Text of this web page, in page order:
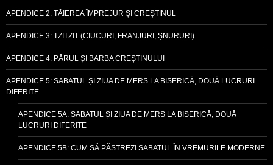
APENDICE 2: TĂIEREA ÎMPREJUR ȘI CREȘTINUL
APENDICE 3: TZITZIT (CIUCURI, FRANJURI, ȘNURURI)
APENDICE 4: PĂRUL ȘI BARBA CREȘTINULUI
APENDICE 5: SABATUL ȘI ZIUA DE MERS LA BISERICĂ, DOUĂ LUCRURI
DIFERITE
APENDICE 5A: SABATUL ȘI ZIUA DE MERS LA BISERICĂ, DOUĂ
LUCRURI DIFERITE
APENDICE 5B: CUM SĂ PĂSTREZI SABATUL ÎN VREMURILE MODERNE